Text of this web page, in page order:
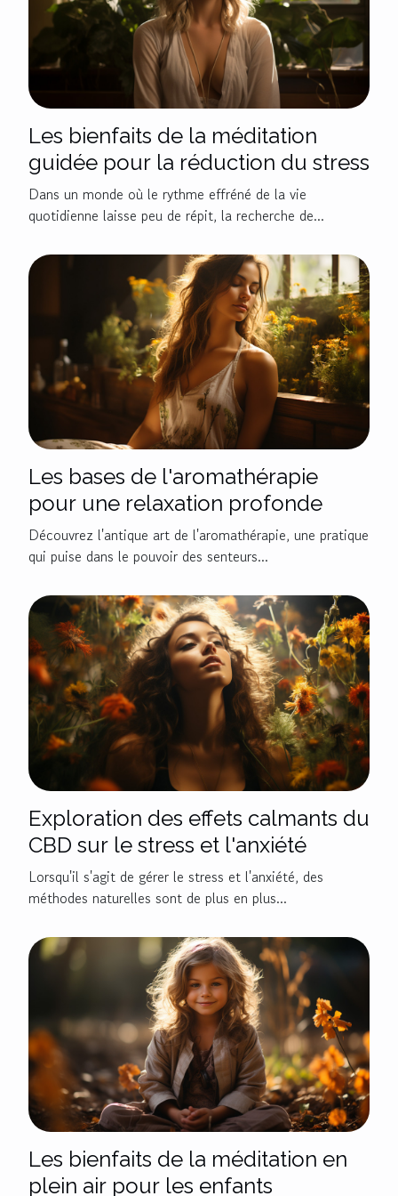
Les bienfaits de la méditation
guidée pour la réduction du stress
Dans un monde où le rythme effréné de la vie
quotidienne laisse peu de répit, la recherche de...
Les bases de l'aromathérapie
pour une relaxation profonde
Découvrez l'antique art de l'aromathérapie, une pratique
qui puise dans le pouvoir des senteurs...
Exploration des effets calmants du
CBD sur le stress et l'anxiété
Lorsqu'il s'agit de gérer le stress et l'anxiété, des
méthodes naturelles sont de plus en plus...
Les bienfaits de la méditation en
plein air pour les enfants